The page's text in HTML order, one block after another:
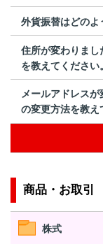
外貨振替はどのよ
住所が変わりま
を教えてください。
メールアドレス
の変更方法を教え
商品・お取引
株式